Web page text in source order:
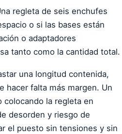
regleta de seis enchufes
o si las bases están
o adaptadores
tanto como la cantidad total.
una longitud contenida,
hacer falta más margen. Un
colocando la regleta en
desorden y riesgo de
el puesto sin tensiones y sin